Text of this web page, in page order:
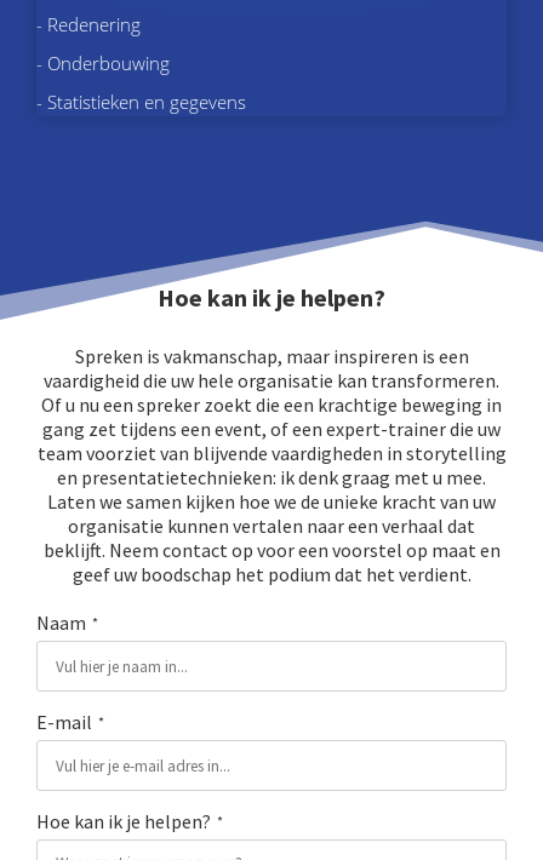
- Redenering
- Onderbouwing
- Statistieken en gegevens
Hoe kan ik je helpen?
Spreken is vakmanschap, maar inspireren is een
vaardigheid die uw hele organisatie kan transformeren.
Of u nu een spreker zoekt die een krachtige beweging in
gang zet tijdens een event, of een expert-trainer die uw
team voorziet van blijvende vaardigheden in storytelling
en presentatietechnieken: ik denk graag met u mee.
Laten we samen kijken hoe we de unieke kracht van uw
organisatie kunnen vertalen naar een verhaal dat
beklijft. Neem contact op voor een voorstel op maat en
geef uw boodschap het podium dat het verdient.
Naam *
E-mail *
Hoe kan ik je helpen? *